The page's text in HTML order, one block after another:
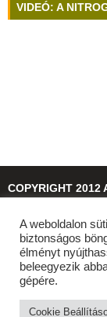
VIDEÓ: A
COPYRIGHT 2012
A weboldalon
biztonságos
élményt
beleegyezik
gépére.
Cookie